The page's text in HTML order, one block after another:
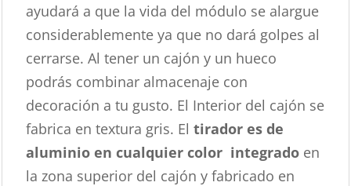
ayudará a que la vida del módulo se alargue
considerablemente ya que no dará golpes al
cerrarse. Al tener un cajón y un hueco
podrás combinar almacenaje con
decoración a tu gusto. El Interior del cajón se
fabrica en textura gris. Eltirador es de
aluminio en cualquier color integrado en
la zona superior del cajón y fabricado en